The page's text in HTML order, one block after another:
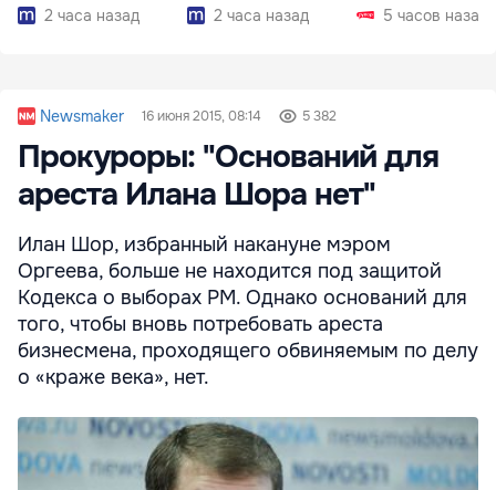
2 часа назад
2 часа назад
5 часов назад
Newsmaker 16 июня 2015, 08:14 5 382
Прокуроры: "Оснований для
ареста Илана Шора нет"
Илан Шор, избранный накануне мэром
Оргеева, больше не находится под защитой
Кодекса о выборах РМ. Однако оснований для
того, чтобы вновь потребовать ареста
бизнесмена, проходящего обвиняемым по делу
о «краже века», нет.